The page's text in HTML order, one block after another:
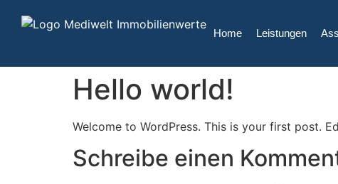
Home Leistungen
Hello world!
Welcome to WordPress. This is your first post.
Schreibe einen